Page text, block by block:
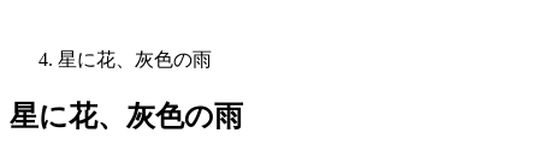
星に花、灰色の雨
星に花、灰色の雨